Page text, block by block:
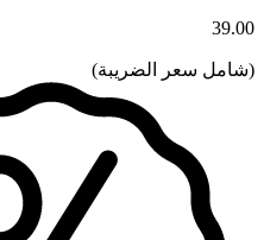
39.00
(شامل سعر الضريبة)